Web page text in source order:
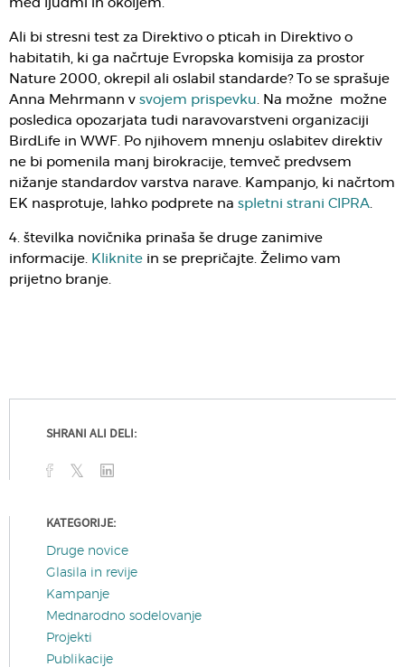
med ljudmi in okoljem.
Ali bi stresni test za Direktivo o pticah in Direktivo o
habitatih, ki ga načrtuje Evropska komisija za prostor
Nature 2000, okrepil ali oslabil standarde? To se sprašuje
Anna Mehrmann v svojem prispevku . Na možne možne
posledica opozarjata tudi naravovarstveni organizaciji
BirdLife in WWF. Po njihovem mnenju oslabitev direktiv
ne bi pomenila manj birokracije, temveč predvsem
nižanje standardov varstva narave. Kampanjo, ki načrtom
EK nasprotuje, lahko podprete na spletni strani CIPRA
4. številka novičnika prinaša še druge zanimive
informacije.
Kliknite in se prepričajte. Želimo vam
prijetno branje.
SHRANI ALI DELI:
KATEGORIJE:
Druge novice
Glasila in revije
Kampanje
Mednarodno sodelovanje
Projekti
Publikacije